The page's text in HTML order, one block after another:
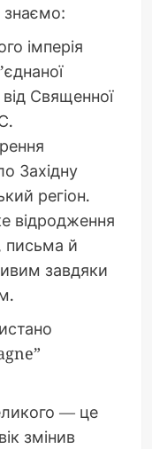
імперія
Священної
Західну
регіон.
відродження
письма й
завдяки
— це
змінив